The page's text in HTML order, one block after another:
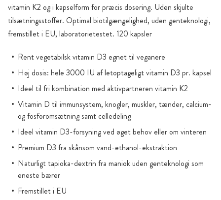
vitamin K2 og i kapselform for præcis dosering. Uden skjulte
tilsætningsstoffer. Optimal biotilgængelighed, uden genteknologi,
fremstillet i EU, laboratorietestet. 120 kapsler
Rent vegetabilsk vitamin D3 egnet til veganere
Høj dosis: hele 3000 IU af letoptageligt vitamin D3 pr. kapsel
Ideel til fri kombination med aktivpartneren vitamin K2
Vitamin D til immunsystem, knogler, muskler, tænder, calcium-
og fosforomsætning samt celledeling
Ideel vitamin D3-forsyning ved øget behov eller om vinteren
Premium D3 fra skånsom vand-ethanol-ekstraktion
Naturligt tapioka-dextrin fra maniok uden genteknologi som
eneste bærer
Fremstillet i EU